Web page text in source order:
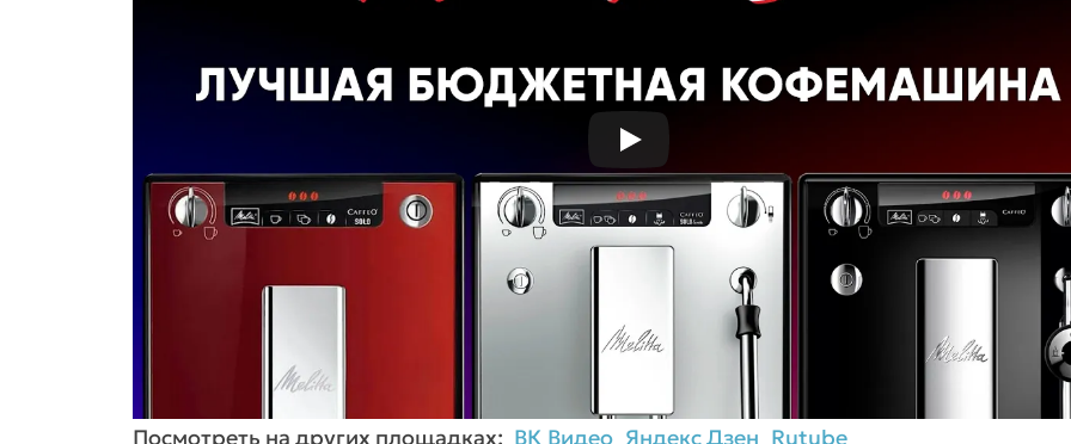
Посмотреть на других площадках: ВК Видео Яндекс Дзен Rutube